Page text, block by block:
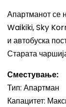
Апартманот се
Waikiki, Sky
и автобуска
Старата
Сместување:
Тип: Апартман
Капацитет: